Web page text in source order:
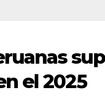
el 2025